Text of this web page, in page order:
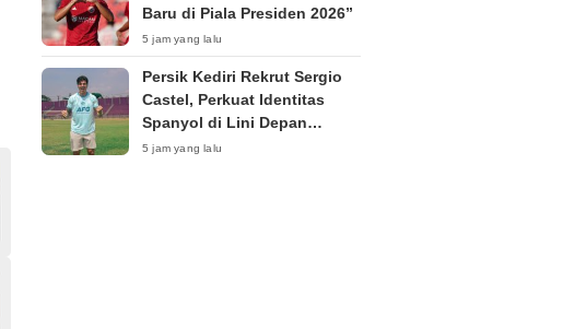
Baru di Piala Presiden 2026”
5 jam yang lalu
Persik Kediri Rekrut Sergio
Castel, Perkuat Identitas
Spanyol di Lini Depan
Menjelang Super League
5 jam yang lalu